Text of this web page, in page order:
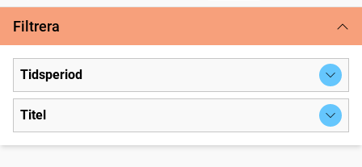
Filtrera
Tidsperiod
Titel